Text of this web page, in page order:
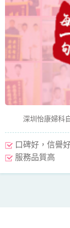
深圳怡康婦科
口碑好，信譽
服務品質高